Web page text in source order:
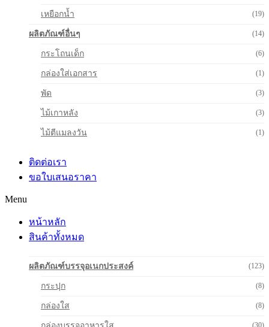
เหยือกน้ำ (19)
ผลิตภัณฑ์อื่นๆ (14)
กระโถนเด็ก (6)
กล่องใส่เอกสาร (1)
พัด (3)
ไม้เกาหลัง (3)
ไม้ตีแมลงวัน (1)
ติดต่อเรา
ขอใบเสนอราคา
Menu
หน้าหลัก
สินค้าทั้งหมด
ผลิตภัณฑ์บรรจุอเนกประสงค์ (123)
กระปุก (8)
กล่องใส (8)
(30)